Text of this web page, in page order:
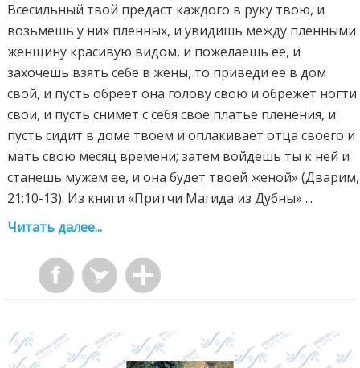
Всесильный твой предаст каждого в руку твою, и
возьмешь у них пленных, и увидишь между пленными
женщину красивую видом, и пожелаешь ее, и
захочешь взять себе в жены, то приведи ее в дом
свой, и пусть обреет она голову свою и обрежет ногти
свои, и пусть снимет с себя свое платье пленения, и
пусть сидит в доме твоем и оплакивает отца своего и
мать свою месяц времени; затем войдешь ты к ней и
станешь мужем ее, и она будет твоей женой» (Дварим,
21:10-13). Из книги «Притчи Магида из Дубны» ...
Читать далее...